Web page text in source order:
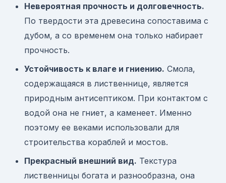
Невероятная прочность и долговечность.
По твердости эта древесина сопоставима с
дубом, а со временем она только набирает
прочность.
Устойчивость к влаге и гниению. Смола,
содержащаяся в лиственнице, является
природным антисептиком. При контактом с
водой она не гниет, а каменеет. Именно
поэтому ее веками использовали для
строительства кораблей и мостов.
Прекрасный внешний вид. Текстура
лиственницы богата и разнообразна, она